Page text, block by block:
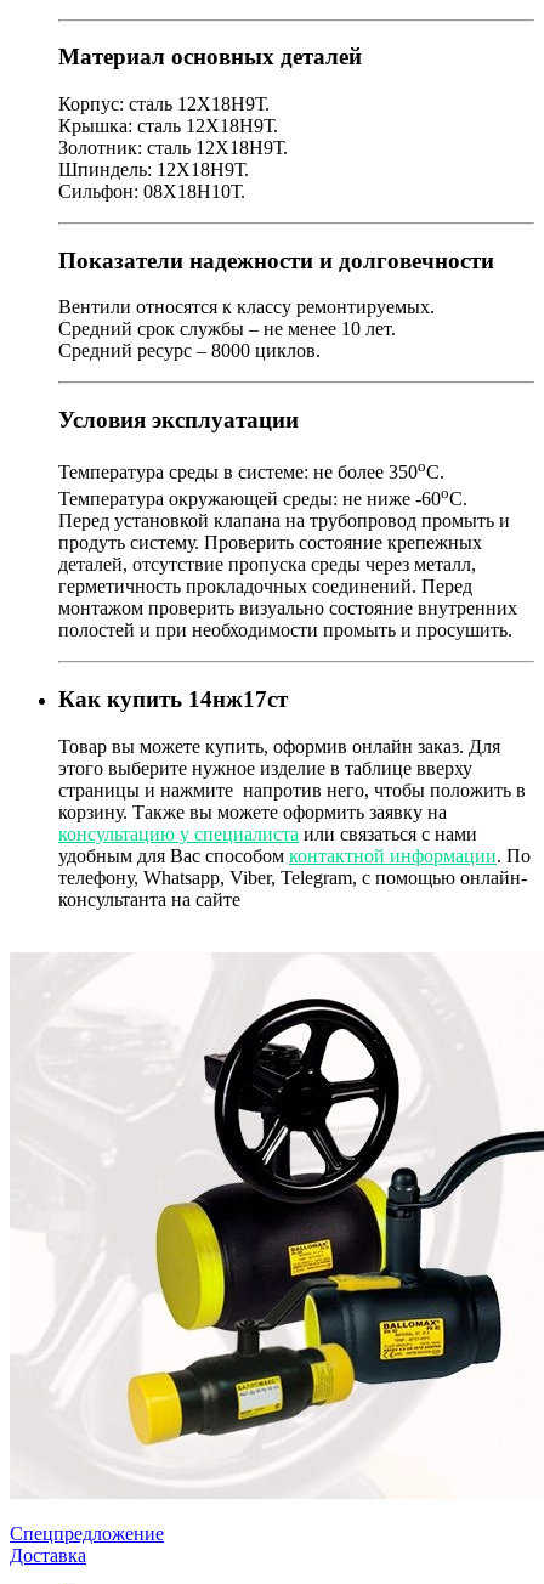
Материал основных деталей
Корпус: сталь 12Х18Н9Т.
Крышка: сталь 12Х18Н9Т.
Золотник: сталь 12Х18Н9Т.
Шпиндель: 12Х18Н9Т.
Сильфон: 08Х18Н10Т.
Показатели надежности и долговечности
Вентили относятся к классу ремонтируемых.
Средний срок службы – не менее 10 лет.
Средний ресурс – 8000 циклов.
Условия эксплуатации
Температура среды в системе: не более 350оС.
Температура окружающей среды: не ниже -60оС.
Перед установкой клапана на трубопровод промыть и
продуть систему. Проверить состояние крепежных
деталей, отсутствие пропуска среды через металл,
герметичность прокладочных соединений. Перед
монтажом проверить визуально состояние внутренних
полостей и при необходимости промыть и просушить.
Как купить 14нж17ст
Товар вы можете купить, оформив онлайн заказ. Для
этого выберите нужное изделие в таблице вверху
страницы и нажмите напротив него, чтобы положить в
корзину. Также вы можете оформить заявку на
консультацию у специалиста или связаться с нами
удобным для Вас способом контактной информации. По
телефону, Whatsapp, Viber, Telegram, с помощью онлайн-
консультанта на сайте
Спецпредложение
Доставка